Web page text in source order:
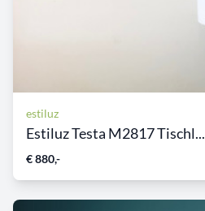
estiluz
Estiluz Testa M2817 Tischl...
€ 880,-